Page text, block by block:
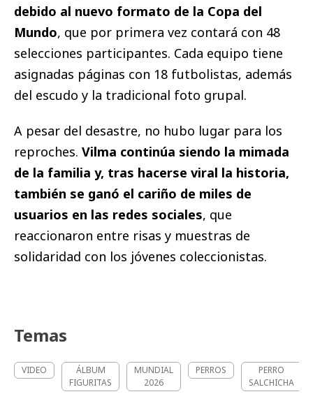
debido al nuevo formato de la Copa del
Mundo, que por primera vez contará con 48
selecciones participantes. Cada equipo tiene
asignadas páginas con 18 futbolistas, además
del escudo y la tradicional foto grupal.
A pesar del desastre, no hubo lugar para los
reproches. Vilma continúa siendo la mimada
de la familia y, tras hacerse viral la historia,
también se ganó el cariño de miles de
usuarios en las redes sociales, que
reaccionaron entre risas y muestras de
solidaridad con los jóvenes coleccionistas.
Temas
VIDEO
ÁLBUM
FIGURITAS
MUNDIAL
2026
PERROS
PERRO
SALCHICHA